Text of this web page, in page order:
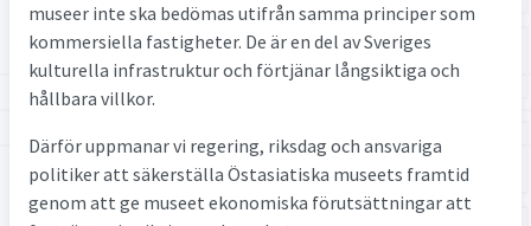
museer inte ska bedömas utifrån samma principer som
kommersiella fastigheter. De är en del av Sveriges
kulturella infrastruktur och förtjänar långsiktiga och
hållbara villkor.
Därför uppmanar vi regering, riksdag och ansvariga
politiker att säkerställa Östasiatiska museets framtid
genom att ge museet ekonomiska förutsättningar att